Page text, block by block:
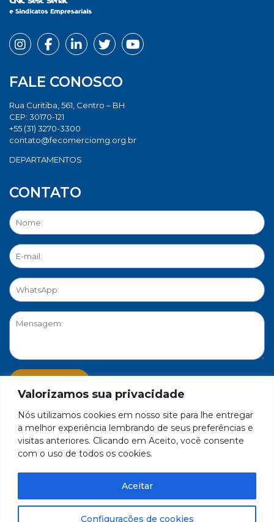
Valorizamos sua privacidade
Nós utilizamos cookies em nosso site para lhe entregar
a melhor experiência lembrando de seus preferências e
visitas anteriores. Clicando em Aceito, você consente
com o uso de todos os cookies.
Configurações de cookies
Aceitar
FALE CONOSCO
Rua Curitiba, 561, Centro – BH
CEP: 30170-121
+55 (31) 3270-3300
contato@fecomerciomg.org.br
DEPARTAMENTOS
CONTATO
PORTAL DE PRIVACIDADE
17.271.982/0001-59